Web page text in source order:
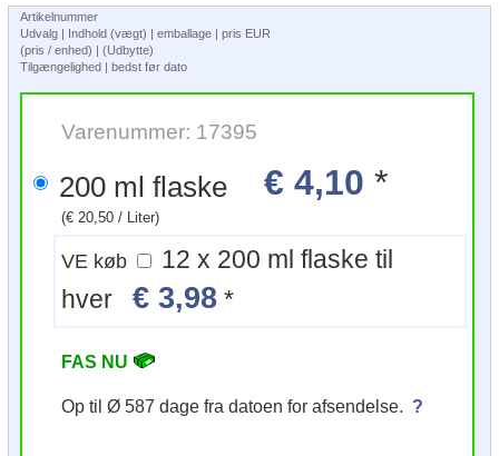
Artikelnummer
Udvalg | Indhold (vægt) | emballage | pris EUR
(pris / enhed) | (Udbytte)
Tilgængelighed | bedst før dato
Varenummer: 17395
200 ml flaske € 4,10 *
(€ 20,50 / Liter)
VE køb
12 x 200 ml flaske til
hver€ 3,98 *
FAS NU
Op til Ø 587 dage fra datoen for afsendelse. ?